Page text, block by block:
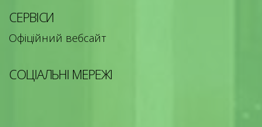
СЕРВІСИ
Офіційний вебсайт
СОЦІАЛЬНІ МЕРЕЖІ